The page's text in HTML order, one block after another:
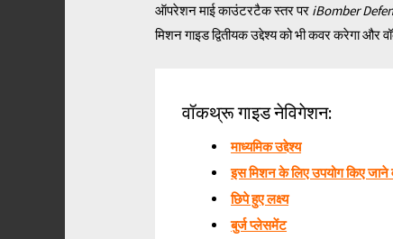
ऑपरेशन माई काउंटरटैक स्तर पर iBomber
मिशन गाइड द्वितीयक उद्देश्य को भी कवर करेगा और
वॉकथ्रू गाइड नेविगेशन:
माध्यमिक उद्देश्य
इस मिशन के लिए उपयोग किए जाने
छिपे हुए लक्ष्य
बुर्ज प्लेसमेंट